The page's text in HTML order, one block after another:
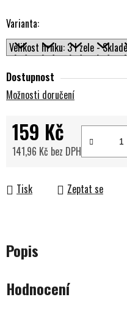
Varianta:
Dostupnost
Možnosti doručení
159 Kč
141,96 Kč bez DPH
Tisk Zeptat se
Popis
Hodnocení